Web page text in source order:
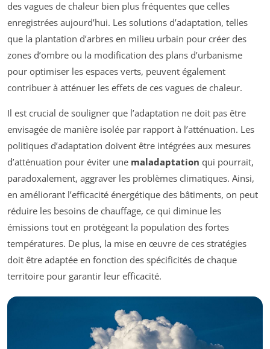
des vagues de chaleur bien plus fréquentes que celles
enregistrées aujourd’hui. Les solutions d’adaptation, telles
que la plantation d’arbres en milieu urbain pour créer des
zones d’ombre ou la modification des plans d’urbanisme
pour optimiser les espaces verts, peuvent également
contribuer à atténuer les effets de ces vagues de chaleur.
Il est crucial de souligner que l’adaptation ne doit pas être
envisagée de manière isolée par rapport à l’atténuation. Les
politiques d’adaptation doivent être intégrées aux mesures
d’atténuation pour éviter une maladaptation qui pourrait,
paradoxalement, aggraver les problèmes climatiques. Ainsi,
en améliorant l’efficacité énergétique des bâtiments, on peut
réduire les besoins de chauffage, ce qui diminue les
émissions tout en protégeant la population des fortes
températures. De plus, la mise en œuvre de ces stratégies
doit être adaptée en fonction des spécificités de chaque
territoire pour garantir leur efficacité.